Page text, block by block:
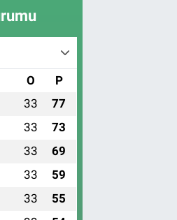
O P
33 77
33 73
33 69
33 59
33 55